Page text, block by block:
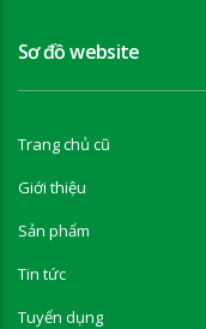
Sơ đồ website
Trang chủ cũ
Giới thiệu
Sản phẩm
Tin tức
Tuyển dụng